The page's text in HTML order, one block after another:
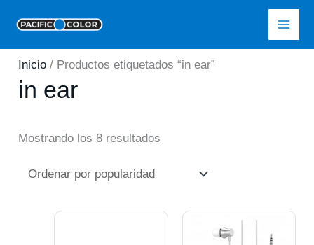
contenido
Inicio / Productos etiquetados “in ear”
in ear
Mostrando los 8 resultados
popularidad